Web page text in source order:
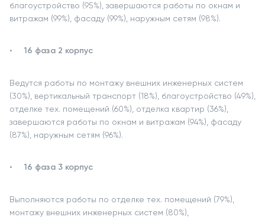
благоустройство (95%), завершаются работы по окнам и
витражам (99%), фасаду (99%), наружным сетям (98%).
16 фаза 2 корпус
Ведутся работы по монтажу внешних инженерных систем
(30%), вертикальный транспорт (18%), благоустройство (49%),
отделке тех. помещений (60%), отделка квартир (36%),
завершаются работы по окнам и витражам (94%), фасаду
(87%), наружным сетям (96%).
16 фаза 3 корпус
Выполняются работы по отделке тех. помещений (79%),
монтажу внешних инженерных систем (80%),